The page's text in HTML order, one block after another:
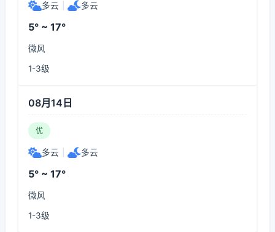
多云 多云
5° ~ 17°
微风
1-3级
08月14日
优
多云 多云
5° ~ 17°
微风
1-3级